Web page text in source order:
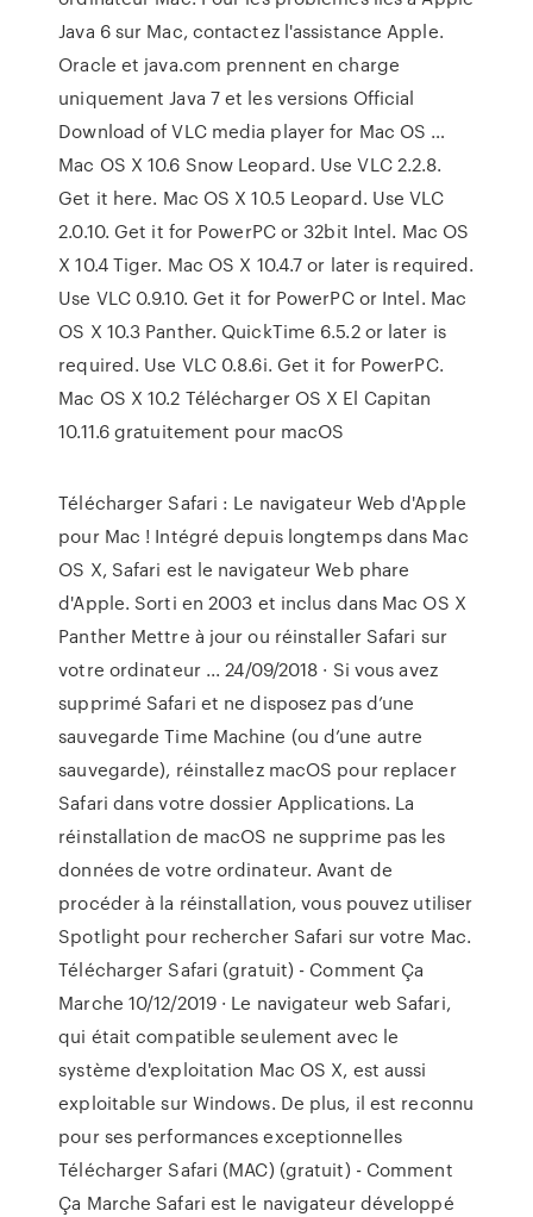
Java 6 sur Mac, contactez l'assistance Apple.
Oracle et java.com prennent en charge
uniquement Java 7 et les versions Official
Download of VLC media player for Mac OS …
Mac OS X 10.6 Snow Leopard. Use VLC 2.2.8.
Get it here. Mac OS X 10.5 Leopard. Use VLC
2.0.10. Get it for PowerPC or 32bit Intel. Mac OS
X 10.4 Tiger. Mac OS X 10.4.7 or later is required.
Use VLC 0.9.10. Get it for PowerPC or Intel. Mac
OS X 10.3 Panther. QuickTime 6.5.2 or later is
required. Use VLC 0.8.6i. Get it for PowerPC.
Mac OS X 10.2 Télécharger OS X El Capitan
10.11.6 gratuitement pour macOS
Télécharger Safari : Le navigateur Web d'Apple
pour Mac ! Intégré depuis longtemps dans Mac
OS X, Safari est le navigateur Web phare
d'Apple. Sorti en 2003 et inclus dans Mac OS X
Panther Mettre à jour ou réinstaller Safari sur
votre ordinateur ... 24/09/2018 · Si vous avez
supprimé Safari et ne disposez pas d’une
sauvegarde Time Machine (ou d’une autre
sauvegarde), réinstallez macOS pour replacer
Safari dans votre dossier Applications. La
réinstallation de macOS ne supprime pas les
données de votre ordinateur. Avant de
procéder à la réinstallation, vous pouvez utiliser
Spotlight pour rechercher Safari sur votre Mac.
Télécharger Safari (gratuit) - Comment Ça
Marche 10/12/2019 · Le navigateur web Safari,
qui était compatible seulement avec le
système d'exploitation Mac OS X, est aussi
exploitable sur Windows. De plus, il est reconnu
pour ses performances exceptionnelles
Télécharger Safari (MAC) (gratuit) - Comment
Ça Marche Safari est le navigateur développé